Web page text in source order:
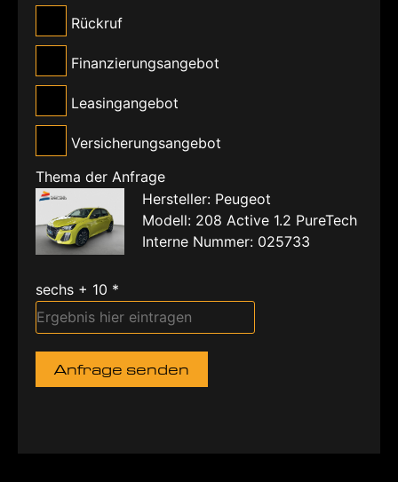
Rückruf
Finanzierungsangebot
Leasingangebot
Versicherungsangebot
Thema der Anfrage
Hersteller: Peugeot
Modell: 208 Active 1.2 PureTech
Interne Nummer: 025733
sechs + 10 *
Anfrage senden